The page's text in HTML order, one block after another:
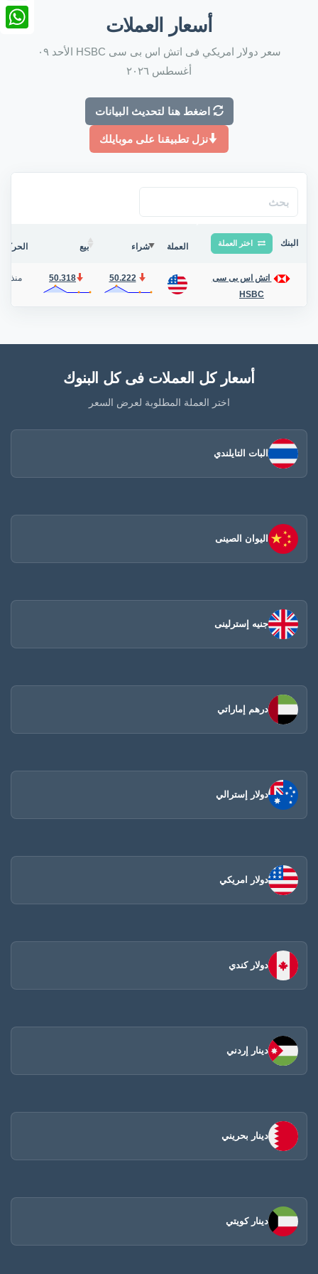
أسعار العملات
سعر دولار امريكي فى اتش اس بى سى HSBC الأحد ٠٩
أغسطس ٢٠٢٦
اضغط هنا لتحديث البيانات
نزل تطبيقنا على موبايلك
البنك اختر العملة العملة شراء بيع الحركة
اتش اس بى سى
HSBC
50.222
50.318 منذ 4 أيام
أسعار كل العملات فى كل البنوك
اختر العملة المطلوبة لعرض السعر
البات التايلندي
اليوان الصينى​
جنيه إسترلينى
درهم إماراتي
دولار إسترالي
دولار امريكي
دولار كندي
دينار إردني
دينار بحريني
دينار كويتي